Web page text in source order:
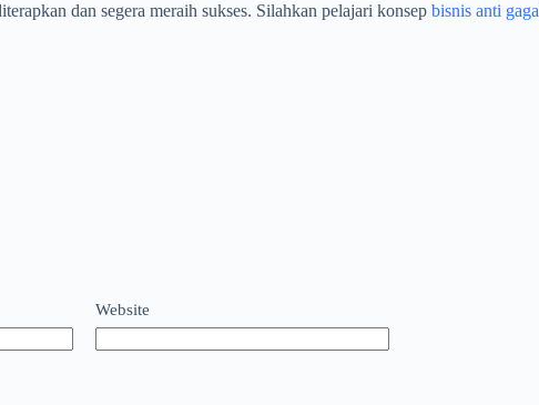
dan segera meraih sukses. Silahkan pelajari konsep bisnis anti
Website